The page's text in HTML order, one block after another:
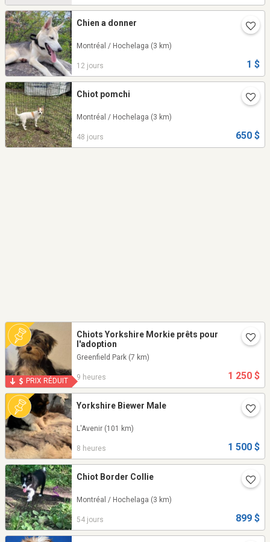
Chien a donner
Montréal / Hochelaga (3 km)
12 jours 1 $
Chiot pomchi
Montréal / Hochelaga (3 km)
48 jours 650 $
PRIX RÉDUIT
Chiots Yorkshire Morkie prêts pour
l'adoption
Greenfield Park (7 km)
9 heures 1 250 $
Yorkshire Biewer Male
L'Avenir (101 km)
8 heures 1 500 $
Chiot Border Collie
Montréal / Hochelaga (3 km)
54 jours 899 $